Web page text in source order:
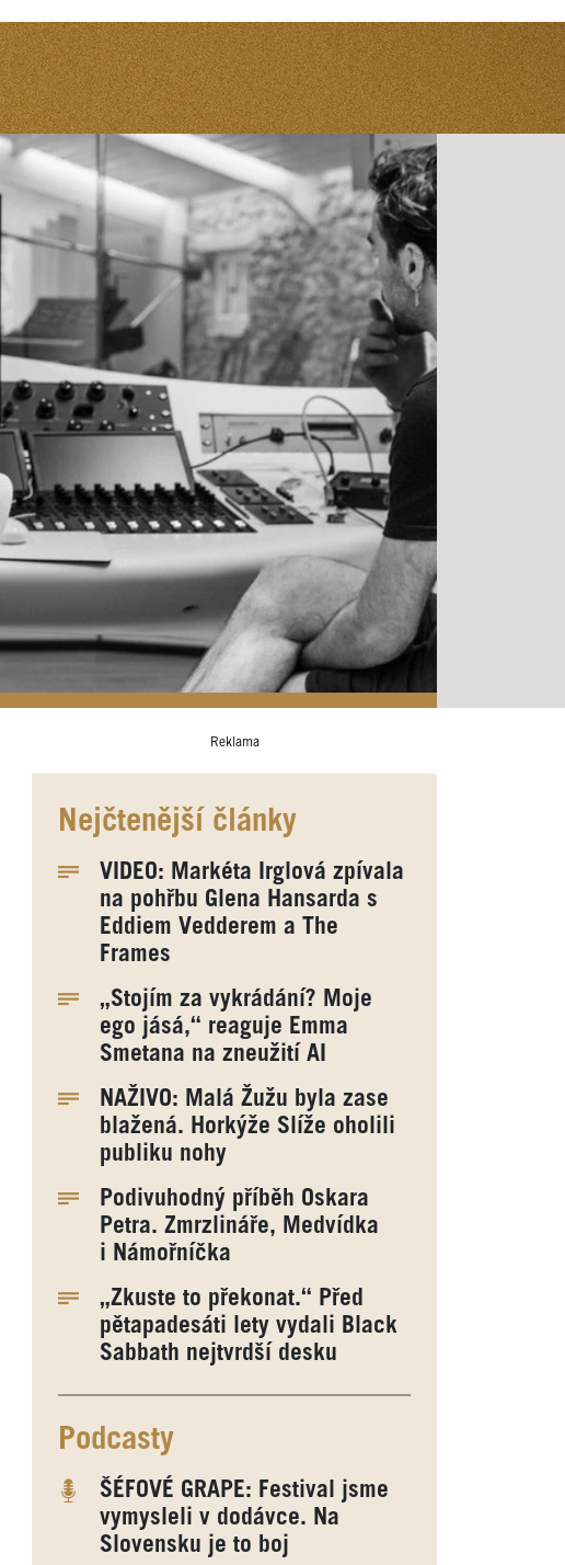
Reklama
Nejčtenější články
VIDEO: Markéta Irglová zpívala
na pohřbu Glena Hansarda s
Eddiem Vedderem a The
Frames
„Stojím za vykrádání? Moje
ego jásá,“ reaguje Emma
Smetana na zneužití AI
NAŽIVO: Malá Žužu byla zase
blažená. Horkýže Slíže oholili
publiku nohy
Podivuhodný příběh Oskara
Petra. Zmrzlináře, Medvídka
i Námořníčka
„Zkuste to překonat.“ Před
pětapadesáti lety vydali Black
Sabbath nejtvrdší desku
Podcasty
ŠÉFOVÉ GRAPE: Festival jsme
vymysleli v dodávce. Na
Slovensku je to boj